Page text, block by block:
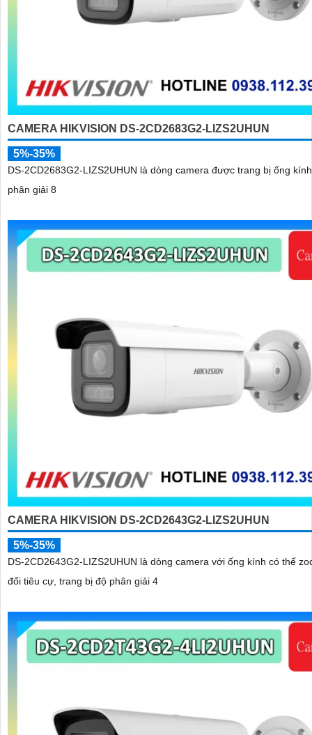
CAMERA HIKVISION DS-2CD2683G2-LIZS2UHUN
5%-35%
DS-2CD2683G2-LIZS2UHUN là dòng camera được trang bị ống
phân giải 8
CAMERA HIKVISION DS-2CD2643G2-LIZS2UHUN
5%-35%
DS-2CD2643G2-LIZS2UHUN là dòng camera với ống kính có thể
đổi tiêu cự, trang bị độ phân giải 4